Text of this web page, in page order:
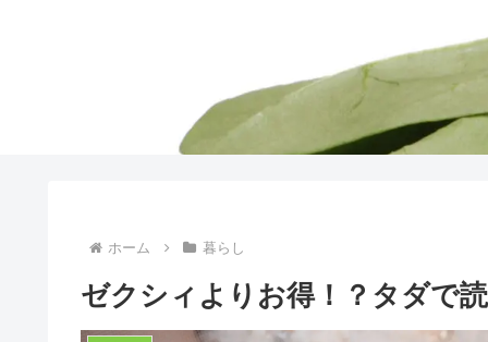
ホーム 暮らし
ゼクシィよりお得！？タダで